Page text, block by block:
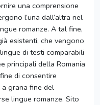
una comprensione
l’una dall’altra nel
romanze. A tal fine,
esistenti, che vengono
di testi comparabili
principali della Romania
di consentire
a grana fine del
lingue romanze. Sito